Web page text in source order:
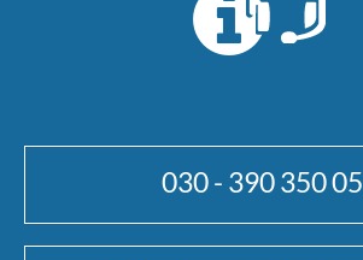
030 - 390 350 05